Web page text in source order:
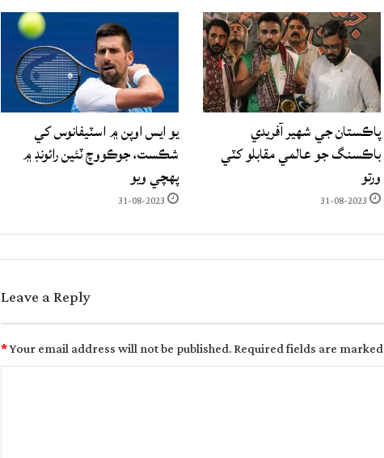
پاڪستان جي شهير آفريدي
باڪسنگ جو عالمي مقابلو کٽي
ورتو
31-08-2023
يو ايس اوپن ۾ اسٽيفانوس کي
شڪست، جوڪووچ ٽئين رائونڊ ۾
پهچي ويو
31-08-2023
Leave a Reply
Your email address will not be published.Required fields are marked
*